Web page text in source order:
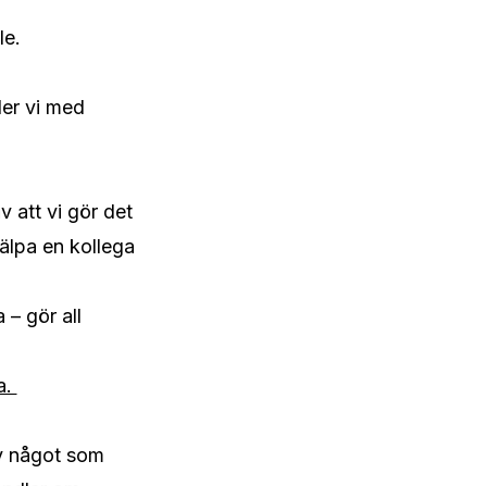
vi med
att vi gör det
en kollega
– gör all
något som